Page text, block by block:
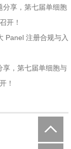
分享，第七届单细胞
开！
Panel 注册合规与入
享，第七届单细胞与
！